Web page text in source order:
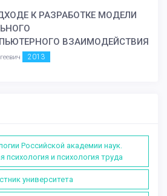
К РАЗРАБОТКЕ МОДЕЛИ
ВЗАИМОДЕЙСТВИЯ
2013
Российской академии наук.
психология и психология труда
университета